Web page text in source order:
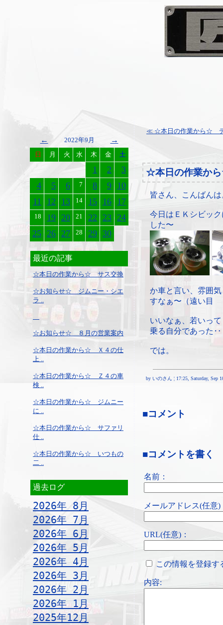
← 2022年9月 →
日 月 火 水 木 金 土
1 2
3
4
5 6 7 8 9 10
11
12 13 14 15 16 17
18 19 20 21 22 23 24
25 26 27 28 29 30
最近の記事
☆本日の作業から☆ サス交換
☆お知らせ☆ ジムニー・シエ
ラ ..
☆お知らせ☆ ８月の営業案内
☆本日の作業から☆ Ｘ４の仕
上 ..
☆本日の作業から☆ Ｚ４の車
検 ..
☆本日の作業から☆ ジムニー
に ..
☆本日の作業から☆ サファリ
仕 ..
☆本日の作業から☆ いつもの
二 ..
過去ログ
2026年 8月
2026年 7月
2026年 6月
2026年 5月
2026年 4月
2026年 3月
2026年 2月
2026年 1月
2025年12月
≪ ☆本日の作業から☆
☆本日の作業か
皆さん、こんばんは
今日はＥＫシビッ
した〜
か車と言い、雰囲
すなぁ〜（遠い目
いいなぁ、若いっ
乗る自分であった
では。
by いのさん ¦ 17:25, Saturday, Sep
■コメント
■コメントを書く
名前：
メールアドレス(任意)
URL(任意)：
この情報を登録す
内容: